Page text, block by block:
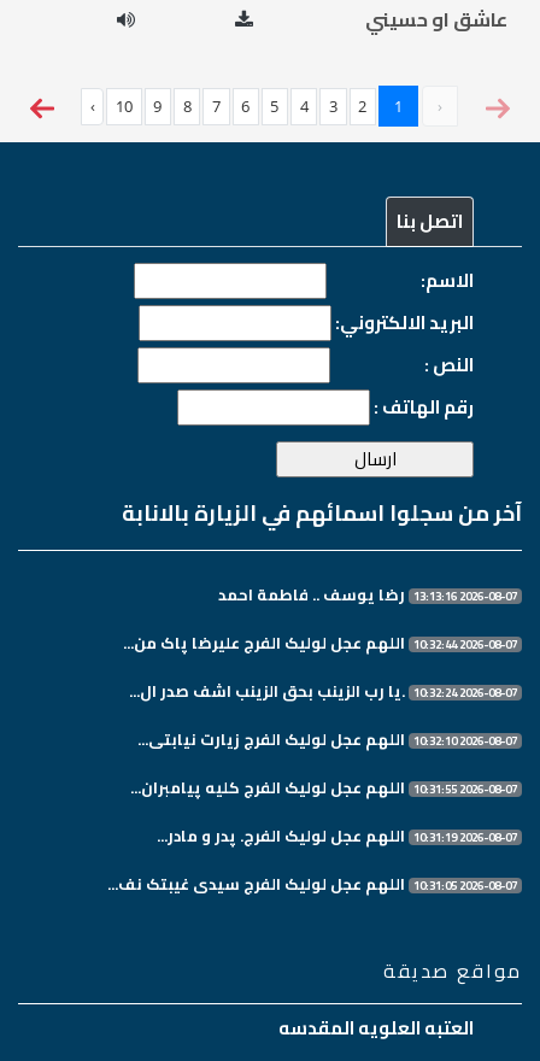
عاشق او حسيني
‹
1
2
3
4
5
6
7
8
9
10
›
اتصل بنا
الاسم:
البريد الالكتروني:
النص :
رقم الهاتف :
آخر من سجلوا اسمائهم في الزيارة بالانابة
2026-08-07 13:13:16 رضا يوسف .. فاطمة احمد
2026-08-07 10:32:44 اللهم عجل لولیک الفرج علیرضا پاک من...
2026-08-07 10:32:24 .یا رب الزینب بحق الزینب اشف صدر ال...
2026-08-07 10:32:10 اللهم عجل لولیک الفرج زیارت نیابتی...
2026-08-07 10:31:55 اللهم عجل لولیک الفرج کلیه پیامبران...
2026-08-07 10:31:19 اللهم عجل لولیک الفرج. پدر و مادر...
2026-08-07 10:31:05 اللهم عجل لولیک الفرج سیدی غیبتک نف...
مواقع صديقة
العتبه العلويه المقدسه